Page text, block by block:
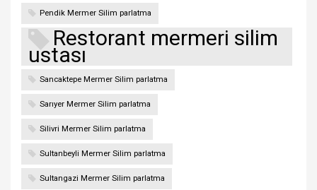
Pendik Mermer Silim parlatma
Restorant mermeri silim
ustası
Sancaktepe Mermer Silim parlatma
Sarıyer Mermer Silim parlatma
Silivri Mermer Silim parlatma
Sultanbeyli Mermer Silim parlatma
Sultangazi Mermer Silim parlatma